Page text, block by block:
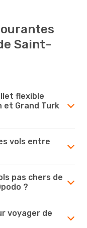
Saint-
flexible
et Grand Turk
vols entre
pas chers de
?
voyager de